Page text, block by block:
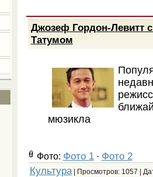
Джозеф Гордон-Левитт
Татумом
мюзикла
Фото: Фото 1· Фото 2
Культура| Просмотров: 1057 |